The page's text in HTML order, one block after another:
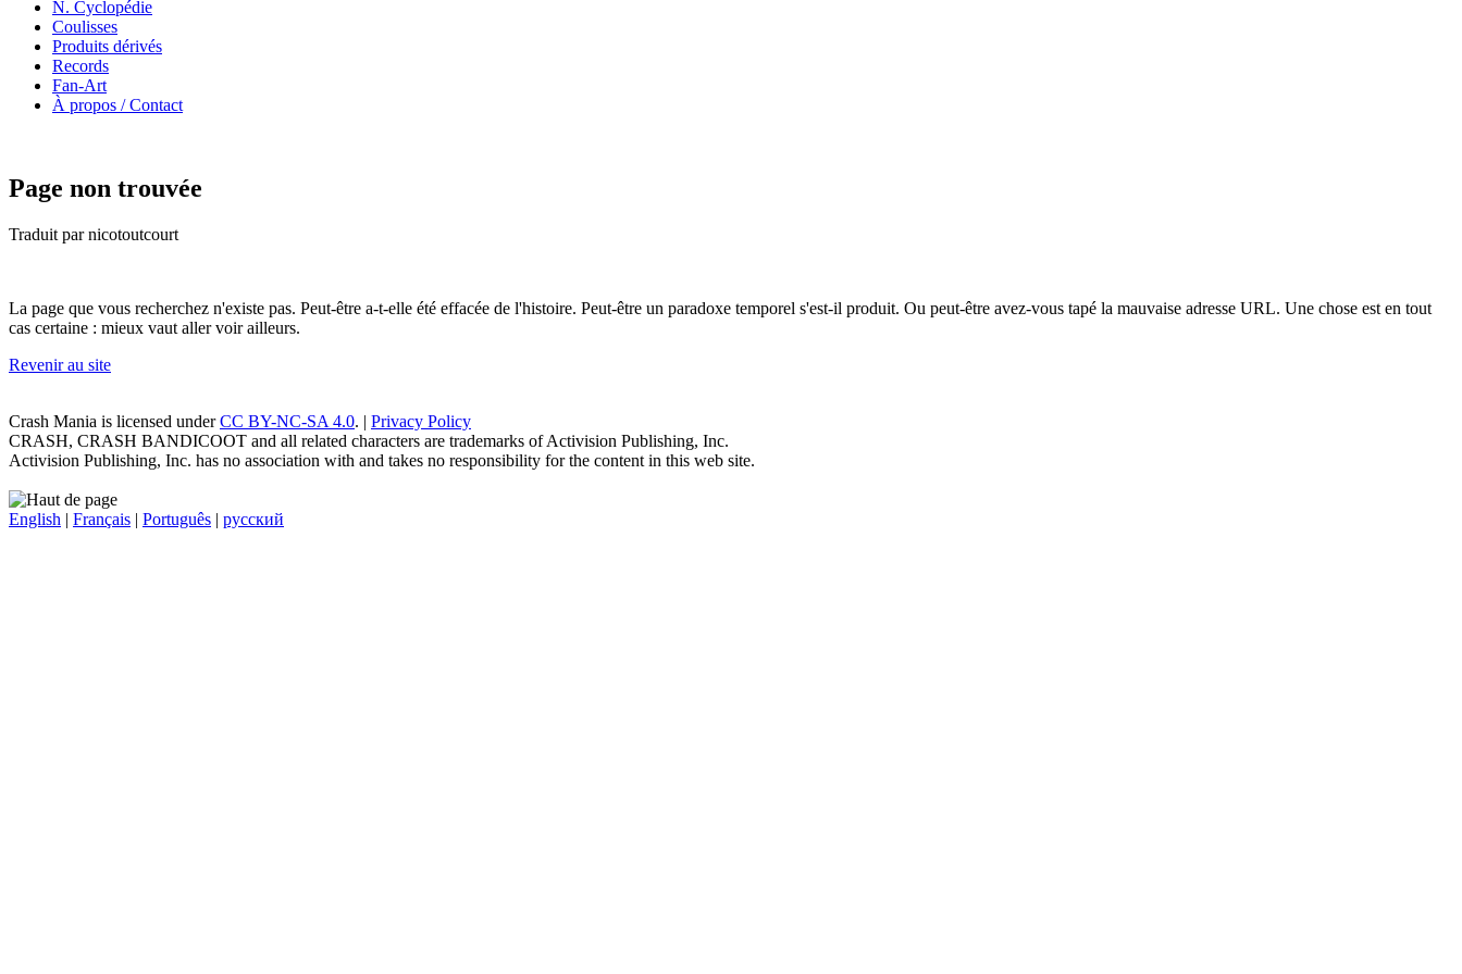
N. Cyclopédie
Coulisses
Produits dérivés
Records
Fan-Art
À propos / Contact
Page non trouvée
Traduit par nicotoutcourt
La page que vous recherchez n'existe pas. Peut-être a-t-elle été effacée de l'histoire. Peut-être un paradoxe temporel s'est-il produit. Ou peut-être avez-vous tapé la mauvaise adresse URL. Une chose est en tout
cas certaine : mieux vaut aller voir ailleurs.
Revenir au site
Crash Mania is licensed underCC BY-NC-SA 4.0. | Privacy Policy
CRASH, CRASH BANDICOOT and all related characters are trademarks of Activision Publishing, Inc.
Activision Publishing, Inc. has no association with and takes no responsibility for the content in this web site.
English | Français | Português | русский